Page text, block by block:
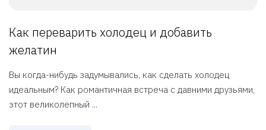
Как переварить холодец и добавить
желатин
Вы когда-нибудь задумывались, как сделать холодец
идеальным? Как романтичная встреча с давними друзьями,
этот великолепный ...